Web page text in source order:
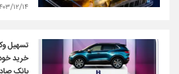
۱۴۰۳/۱۲/
​تسهیل
خرید